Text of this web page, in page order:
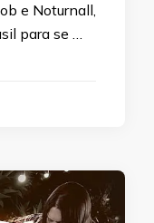
e Noturnall,
para se …